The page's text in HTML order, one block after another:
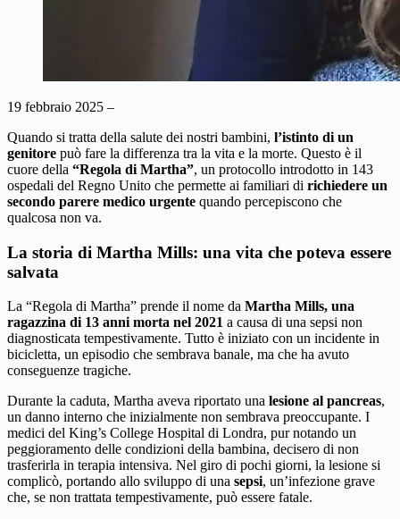
19 febbraio 2025 –
Quando si tratta della salute dei nostri bambini, l’istinto di un
genitore può fare la differenza tra la vita e la morte. Questo è il
cuore della “Regola di Martha”, un protocollo introdotto in 143
ospedali del Regno Unito che permette ai familiari di richiedere un
secondo parere medico urgente quando percepiscono che
qualcosa non va.
La storia di Martha Mills: una vita che poteva essere
salvata
La “Regola di Martha” prende il nome da Martha Mills, una
ragazzina di 13 anni morta nel 2021 a causa di una sepsi non
diagnosticata tempestivamente. Tutto è iniziato con un incidente in
bicicletta, un episodio che sembrava banale, ma che ha avuto
conseguenze tragiche.
Durante la caduta, Martha aveva riportato una lesione al pancreas,
un danno interno che inizialmente non sembrava preoccupante. I
medici del King’s College Hospital di Londra, pur notando un
peggioramento delle condizioni della bambina, decisero di non
trasferirla in terapia intensiva. Nel giro di pochi giorni, la lesione si
complicò, portando allo sviluppo di una sepsi, un’infezione grave
che, se non trattata tempestivamente, può essere fatale.